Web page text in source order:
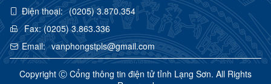
Điện thoại: (0205) 3.870.354
Fax:(0205) 3.863.336
Email: vanphongstpls@gmail.com
Copyright Ⓒ Cổng thông tin điện tử tỉnh Lạng Sơn. All Rights